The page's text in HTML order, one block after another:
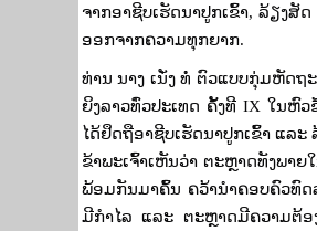
ຈາກອາຊີບເຮັດນາປູກເຂົ້າ, ລ້ຽງສັດ
ອອກຈາກຄວາມທຸກຍາກ.
ທ່ານ ນາງ ເນັ່ງ ທໍ່ ຕົວແບບກຸ່ມຫັດ
ຍິງລາວທົ່ວປະເທດ ຄັ້ງທີ IX ໃນຫົວ
ໄດ້ຢຶດຖືອາຊີບເຮັດນາປູກເຂົ້າ ແລ
ຂ້າພະເຈົ້າເຫັນວ່າ ຕະຫຼາດທັງພາຍ
ພ້ອມກັນມາຄົ້ນ ຄວ້ານຳຄອບຄົວທົດ
ມີກຳໄລ ແລະ ຕະຫຼາດມີຄວາມຕ້ອ